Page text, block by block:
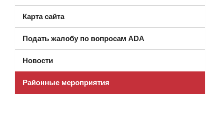
Карта сайта
Подать жалобу по вопросам ADA
Новости
Районные мероприятия